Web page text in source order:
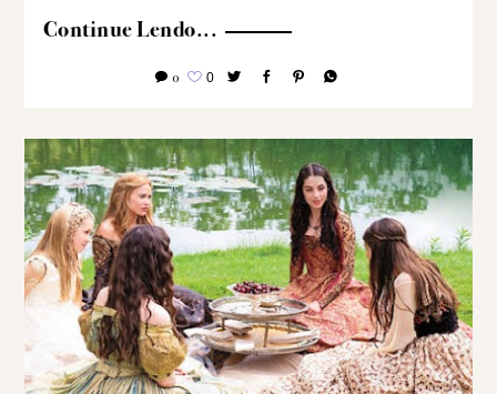
Continue Lendo...
0 0